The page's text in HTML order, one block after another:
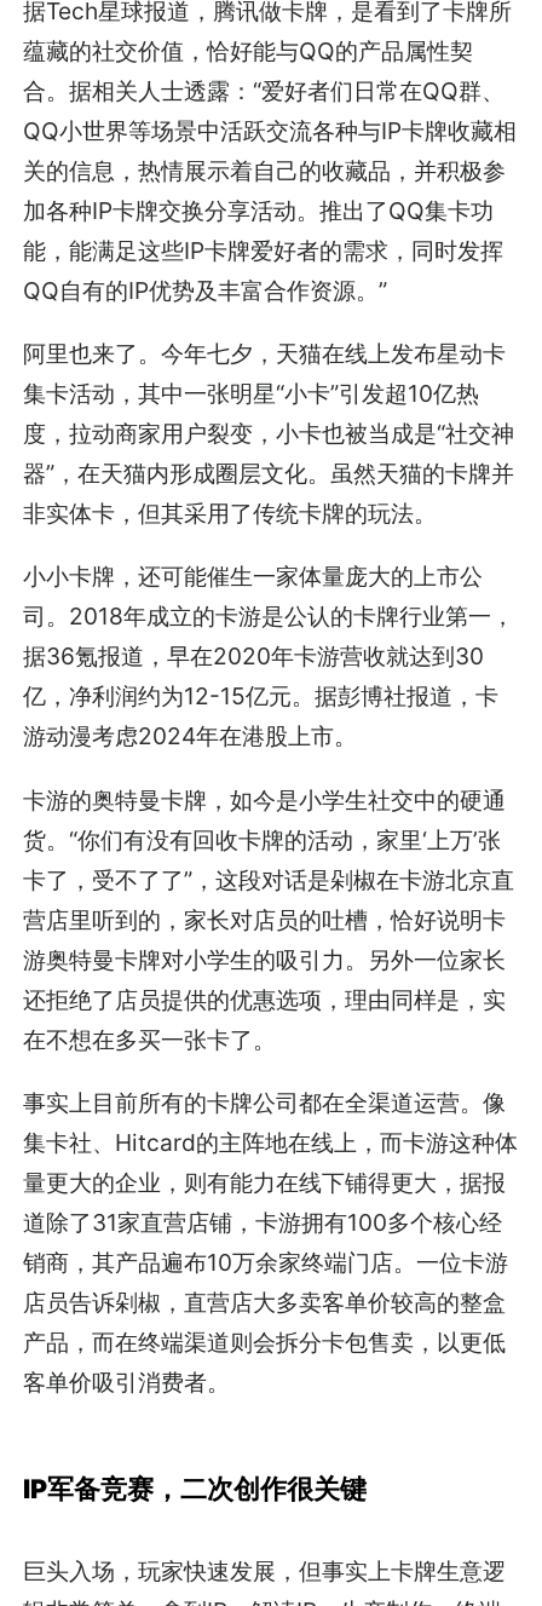
据Tech星球报道，腾讯做卡牌，是看到了卡牌所
蕴藏的社交价值，恰好能与QQ的产品属性契
合。据相关人士透露：“爱好者们日常在QQ群、
QQ小世界等场景中活跃交流各种与IP卡牌收藏相
关的信息，热情展示着自己的收藏品，并积极参
加各种IP卡牌交换分享活动。推出了QQ集卡功
能，能满足这些IP卡牌爱好者的需求，同时发挥
QQ自有的IP优势及丰富合作资源。”
阿里也来了。今年七夕，天猫在线上发布星动卡
集卡活动，其中一张明星“小卡”引发超10亿热
度，拉动商家用户裂变，小卡也被当成是“社交神
器”，在天猫内形成圈层文化。虽然天猫的卡牌并
非实体卡，但其采用了传统卡牌的玩法。
小小卡牌，还可能催生一家体量庞大的上市公
司。2018年成立的卡游是公认的卡牌行业第一，
据36氪报道，早在2020年卡游营收就达到30
亿，净利润约为12-15亿元。据彭博社报道，卡
游动漫考虑2024年在港股上市。
卡游的奥特曼卡牌，如今是小学生社交中的硬通
货。“你们有没有回收卡牌的活动，家里‘上万’张
卡了，受不了了”，这段对话是剁椒在卡游北京直
营店里听到的，家长对店员的吐槽，恰好说明卡
游奥特曼卡牌对小学生的吸引力。另外一位家长
还拒绝了店员提供的优惠选项，理由同样是，实
在不想在多买一张卡了。
事实上目前所有的卡牌公司都在全渠道运营。像
集卡社、Hitcard的主阵地在线上，而卡游这种体
量更大的企业，则有能力在线下铺得更大，据报
道除了31家直营店铺，卡游拥有100多个核心经
销商，其产品遍布10万余家终端门店。一位卡游
店员告诉剁椒，直营店大多卖客单价较高的整盒
产品，而在终端渠道则会拆分卡包售卖，以更低
客单价吸引消费者。
IP军备竞赛，二次创作很关键
巨头入场，玩家快速发展，但事实上卡牌生意逻